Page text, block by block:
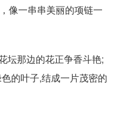
像一串串美丽的项链一
坛那边的花正争香斗艳;
的叶子,结成一片茂密的